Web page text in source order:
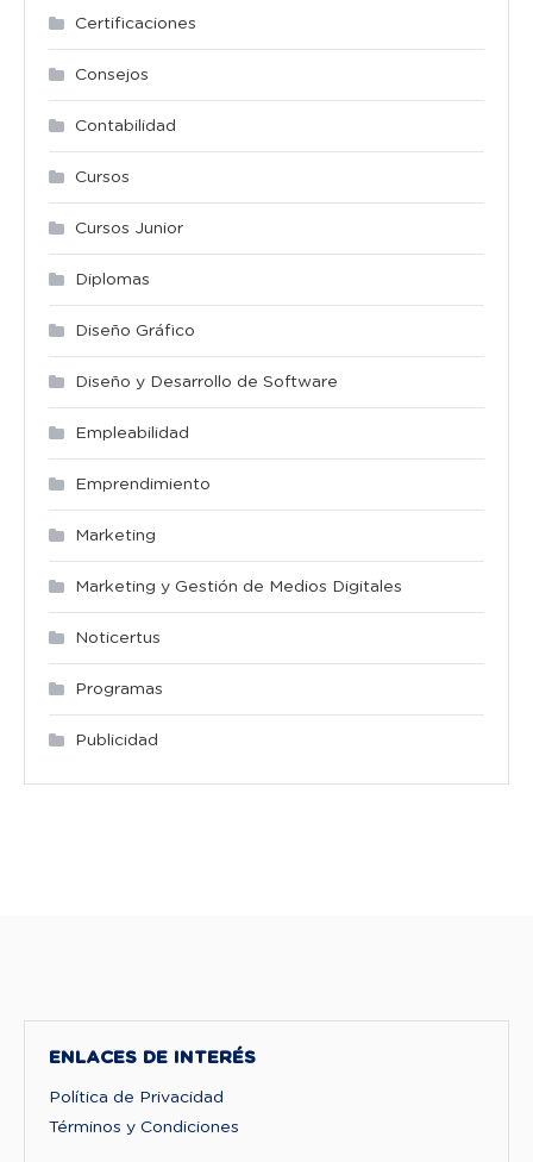
Certificaciones
Consejos
Contabilidad
Cursos
Cursos Junior
Diplomas
Diseño Gráfico
Diseño y Desarrollo de Software
Empleabilidad
Emprendimiento
Marketing
Marketing y Gestión de Medios Digitales
Noticertus
Programas
Publicidad
ENLACES DE INTERÉS
Política de Privacidad
Términos y Condiciones